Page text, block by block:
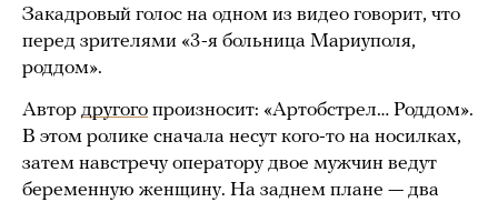
Закадровый голос на одном из видео говорит, что
перед зрителями «3-я больница Мариуполя,
роддом».
Автор другого произносит: «Артобстрел… Роддом».
В этом ролике сначала несут кого-то на носилках,
затем навстречу оператору двое мужчин ведут
беременную женщину. На заднем плане — два